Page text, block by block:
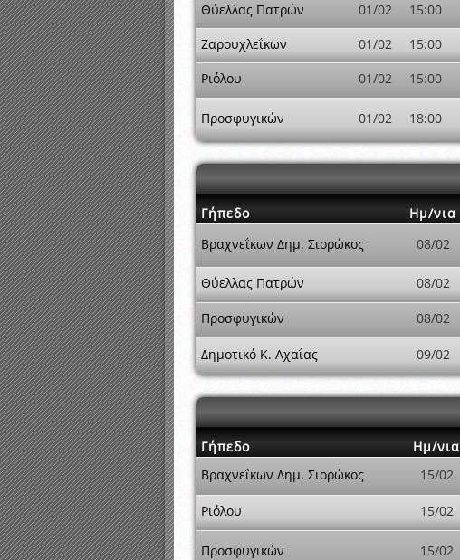
Θύελλας Πατρών
01/02 15:00
Ζαρουχλεΐκων
01/02 15:00
Ριόλου
01/02 15:00
Προσφυγικών 01/02 18:00
Γήπεδο
Ημ/νια
Βραχνεΐκων Δημ. Σιορώκος
08/02
Θύελλας Πατρών 08/02
Προσφυγικών 08/02
Δημοτικό Κ. Αχαΐας 09/02
Γήπεδο
Ημ/νια
Βραχνεΐκων Δημ. Σιορώκος
15/02
Ριόλου 15/02
Προσφυγικών 15/02